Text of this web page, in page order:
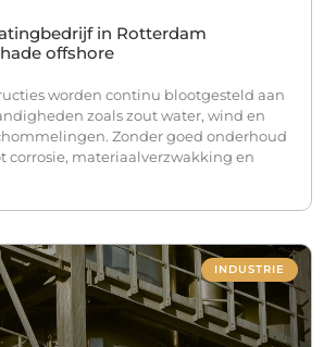
in Rotterdam
offshore
worden continu blootgesteld aan
zoals zout water, wind en
Zonder goed onderhoud
corrosie, materiaalverzwakking en
INDUSTRIE